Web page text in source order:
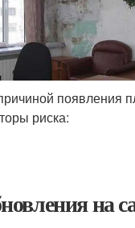
появления
риска:
на